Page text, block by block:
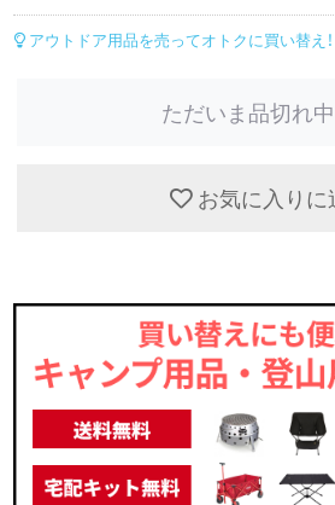
アウトドア用品を売ってオトクに買い替え！
ただいま品切れ
お気に入りに